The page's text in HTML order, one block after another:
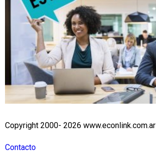
Copyright 2000- 2026 www.econlink.com.ar
Contacto